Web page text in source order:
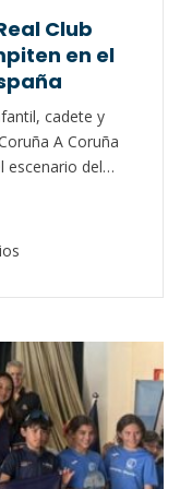
Club
en el
cadete y
A Coruña
escenario del
y júnior.
calendario